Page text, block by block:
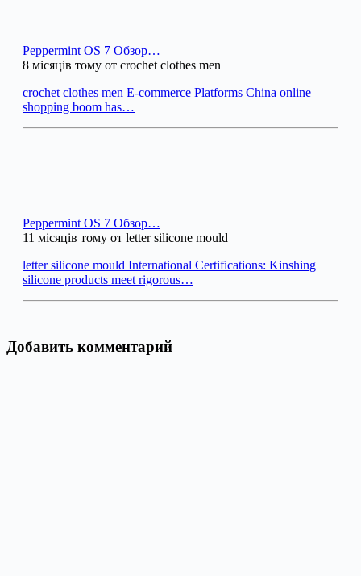
Peppermint OS 7 Обзор…
8 місяців тому от crochet clothes men
crochet clothes men E-commerce Platforms China online
shopping boom has…
Peppermint OS 7 Обзор…
11 місяців тому от letter silicone mould
letter silicone mould International Certifications: Kinshing
silicone products meet rigorous…
Добавить комментарий